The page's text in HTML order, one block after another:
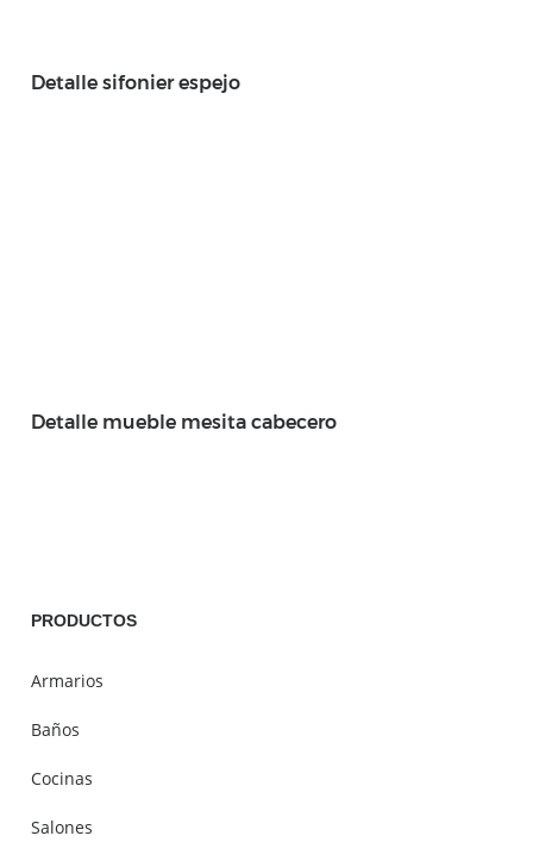
Detalle sifonier espejo
Detalle mueble mesita cabecero
PRODUCTOS
Armarios
Baños
Cocinas
Salones